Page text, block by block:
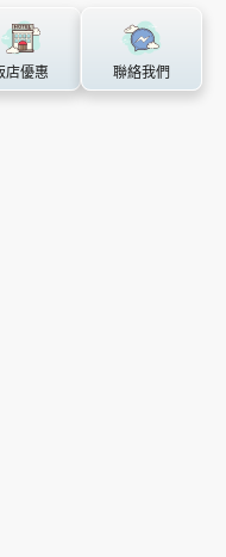
店優惠 聯絡我們